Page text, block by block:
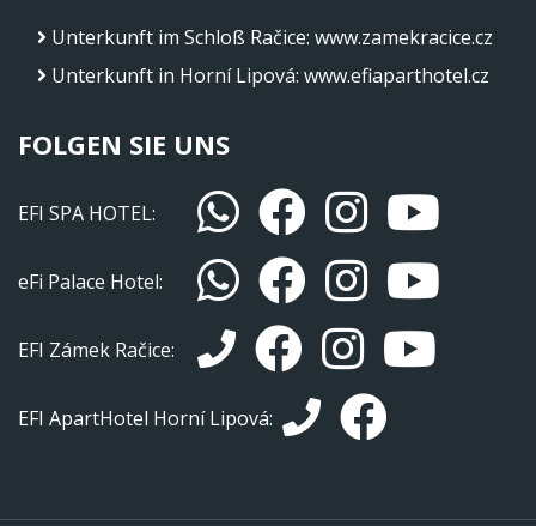
Unterkunft im Schloß Račice: www.zamekracice.cz
Unterkunft in Horní Lipová: www.efiaparthotel.cz
FOLGEN SIE UNS
EFI SPA HOTEL:
eFi Palace Hotel:
EFI Zámek Račice:
EFI ApartHotel Horní Lipová: